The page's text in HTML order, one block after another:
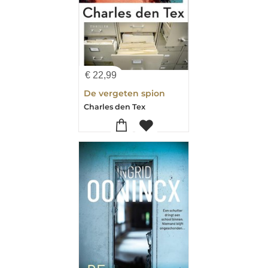
€ 22,99
De vergeten spion
Charles den Tex